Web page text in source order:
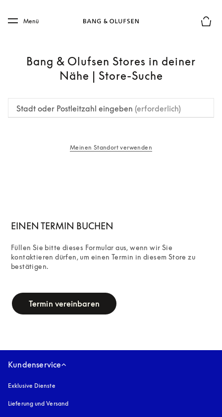
Skip to main footer
Menü
Bang & Olufsen Stores in deiner
Nähe | Store-Suche
Stadt oder Postleitzahl eingeben (erforderlich)
Meinen Standort verwenden
EINEN TERMIN BUCHEN
Füllen Sie bitte dieses Formular aus, wenn wir Sie
kontaktieren dürfen, um einen Termin in diesem Store zu
bestätigen.
Termin vereinbaren
Kundenservice
Exklusive Dienste
Lieferung und Versand